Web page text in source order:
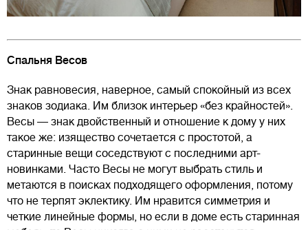
Спальня Весов
Знак равновесия, наверное, самый спокойный из всех
знаков зодиака. Им близок интерьер «без крайностей».
Весы — знак двойственный и отношение к дому у них
такое же: изящество сочетается с простотой, а
старинные вещи соседствуют с последними арт-
новинками. Часто Весы не могут выбрать стиль и
метаются в поисках подходящего оформления, потому
что не терпят эклектику. Им нравится симметрия и
четкие линейные формы, но если в доме есть старинная